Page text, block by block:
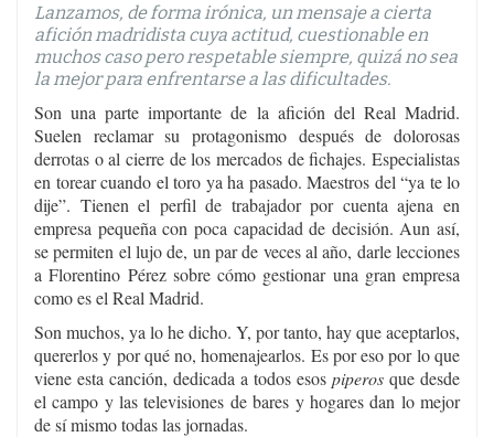
Lanzamos, de forma irónica, un mensaje a cierta
afición madridista cuya actitud, cuestionable en
muchos caso pero respetable siempre, quizá no sea
la mejor para enfrentarse a las dificultades.
Son una parte importante de la afición del Real Madrid.
Suelen reclamar su protagonismo después de dolorosas
derrotas o al cierre de los mercados de fichajes. Especialistas
en torear cuando el toro ya ha pasado. Maestros del “ya te lo
dije”. Tienen el perfil de trabajador por cuenta ajena en
empresa pequeña con poca capacidad de decisión. Aun así,
se permiten el lujo de, un par de veces al año, darle lecciones
a Florentino Pérez sobre cómo gestionar una gran empresa
como es el Real Madrid.
Son muchos, ya lo he dicho. Y, por tanto, hay que aceptarlos,
quererlos y por qué no, homenajearlos. Es por eso por lo que
viene esta canción, dedicada a todos esos piperos que desde
el campo y las televisiones de bares y hogares dan lo mejor
de sí mismo todas las jornadas.